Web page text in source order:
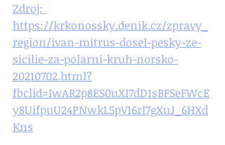
Zdroj:
https://krkonossky.denik.cz/zpravy_
region/ivan-mitrus-dosel-pesky-ze-
sicilie-za-polarni-kruh-norsko-
20210702.html?
fbclid=IwAR2p8ES0uXI7dD1sBFSeFWcE
y8UifpuU24PNwkL5pV16rI7gXuJ_6HXd
Kns